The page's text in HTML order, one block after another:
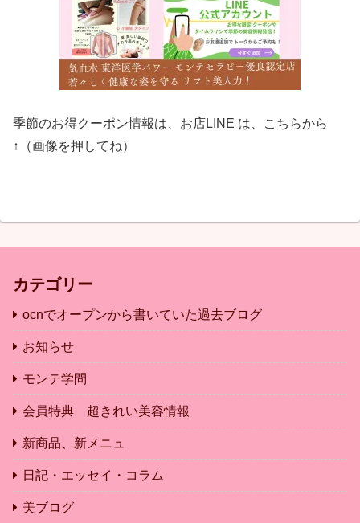
季節のお得クーポン情報は、お店LINE は、こちらから
↑（画像を押してね）
カテゴリー
ocnでオープンから書いていた過去ブログ
お知らせ
モンテ学問
会員特典 超きれい美容情報
新商品、新メニュ
日記・エッセイ・コラム
美ブログ